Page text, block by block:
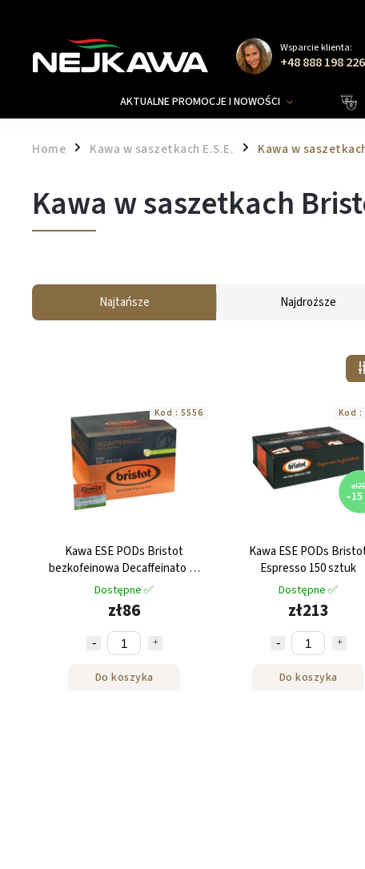
Wsparcie klienta:
+48 888 198 226
AKTUALNE PROMOCJE I NOWOŚCI
Home / Kawa w saszetkach E.S.E. / Kawa w
Kawa w saszetkach
Najtańsze Najdroższe
Kawa ESE PODs Bristot
bezkofeinowa Decaffeinato 50
sztuk
Dostępne ✅
zł86
Do koszyka
Kod : 5556
Kawa ESE PODs
Espresso 150 sztuk
Dostępne ✅
zł213
Do koszyka
Kod :